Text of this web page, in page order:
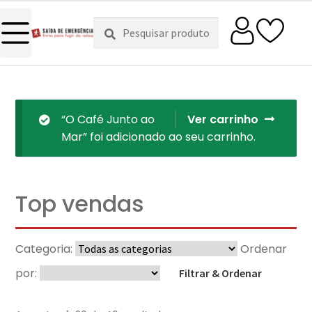
Pesquisar
por:
Pesquisa
Ver carrinho
“O Café Junto ao
Mar” foi adicionado ao seu carrinho.
Top vendas
Categoria:
Ordenar
por:
Filtrar & Ordenar